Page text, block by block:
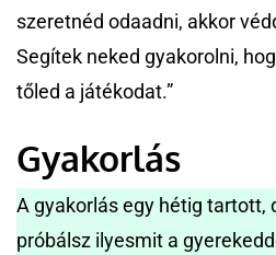
szeretnéd odaadni, akkor
Segítek neked gyakorolni,
tőled a játékodat.”
Gyakorlás
A gyakorlás egy hétig tartott,
próbálsz ilyesmit a